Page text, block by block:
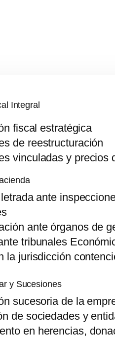
Integral
fiscal estratégica
de reestructuración
vinculadas y precios
ante
ante órganos de
tribunales
la jurisdicción
y Sucesiones
sucesoria de la
de sociedades y
en herencias,